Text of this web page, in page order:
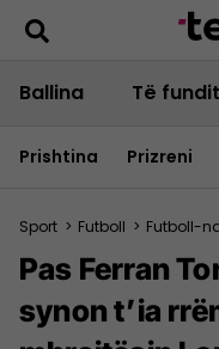
Ballina Të fundit
Prishtina Prizreni
Sport > Futboll > Futboll-
Pas Ferran
synon t’ia